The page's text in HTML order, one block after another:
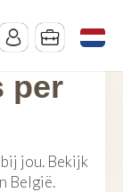
per
jou. Bekijk
België.